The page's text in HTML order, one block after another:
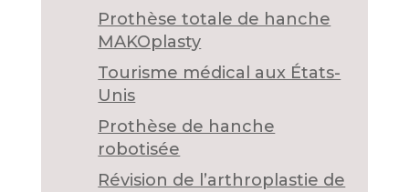
Prothèse totale de hanche
MAKOplasty
Tourisme médical aux États-
Unis
Prothèse de hanche
robotisée
Révision de l’arthroplastie de